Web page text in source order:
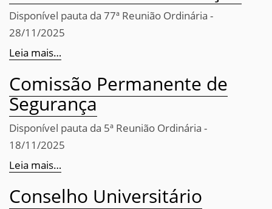
Disponível pauta da 77ª Reunião Ordinária -
28/11/2025
Leia mais…
Comissão Permanente de
Segurança
Disponível pauta da 5ª Reunião Ordinária -
18/11/2025
Leia mais…
Conselho Universitário